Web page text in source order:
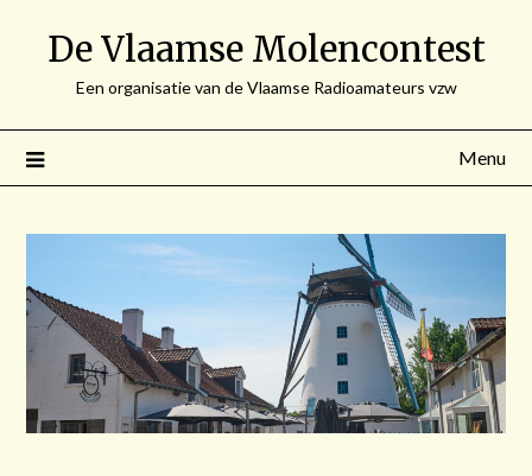
De Vlaamse Molencontest
Een organisatie van de Vlaamse Radioamateurs vzw
Menu